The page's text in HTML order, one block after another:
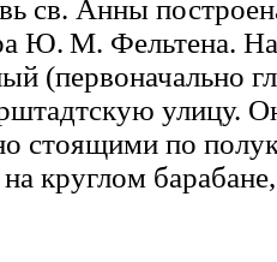
св. Анны
Ю. М. Фельтена.
(первоначально
улицу.
стоящими по
круглом